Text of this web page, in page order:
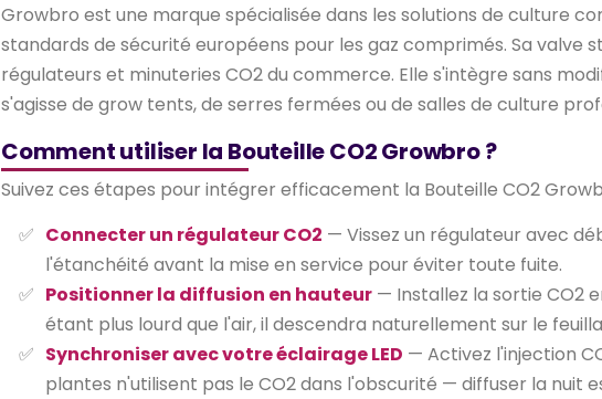
Growbro est une marque spécialisée dans les solutions de culture
standards de sécurité européens pour les gaz comprimés. Sa valve
régulateurs et minuteries CO2 du commerce. Elle s'intègre sans
s'agisse de grow tents, de serres fermées ou de salles de culture
Comment utiliser la Bouteille CO2 Growbro ?
Suivez ces étapes pour intégrer efficacement la Bouteille CO2
Connecter un régulateur CO2 — Vissez un régulateur avec
l'étanchéité avant la mise en service pour éviter toute fuite.
Positionner la diffusion en hauteur — Installez la sortie CO2
étant plus lourd que l'air, il descendra naturellement sur le
Synchroniser avec votre éclairage LED — Activez l'injection
plantes n'utilisent pas le CO2 dans l'obscurité — diffuser la nuit